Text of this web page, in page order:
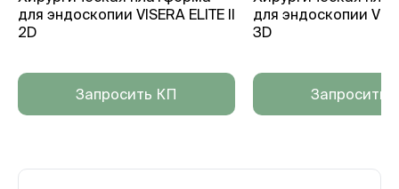
для эндоскопии VISERA ELITE II
2D
Запросить КП
для эндоскопии
3D
Запросить